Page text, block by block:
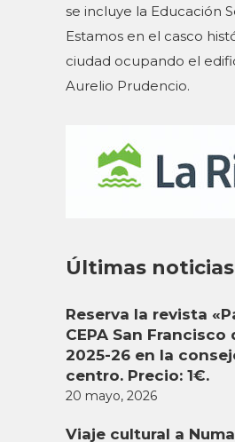
se incluye la Educación
Estamos en el casco
ciudad ocupando el
Aurelio Prudencio.
Últimas noticias
Reserva la revista
CEPA San Francisco
2025-26 en la
centro. Precio: 1€.
20 mayo, 2026
Viaje cultural a